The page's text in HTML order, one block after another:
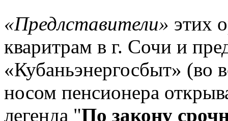
«Предлставители» этих
кваритрам в г. Сочи и
«Кубаньэнергосбыт» (во
носом пенсионера
легенда "По закону